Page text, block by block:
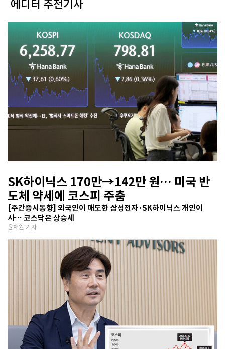
에디터 추천기사
SK하이닉스 170만→142만 원… 미국 반
도체 약세에 코스피 주춤
[주간증시동향] 외국인이 매도한 삼성전자·SK하이닉스 개인이
사… 코스닥은 상승세
윤채원 기자